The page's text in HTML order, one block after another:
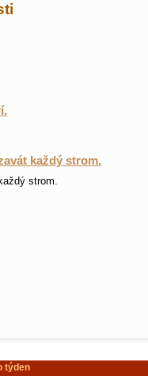
každý strom.
strom.
týden